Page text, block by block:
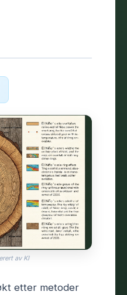
av KI
etter metoder